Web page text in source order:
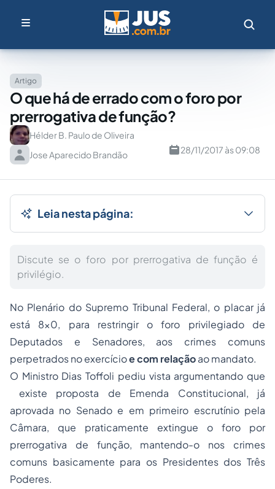
Artigo
O que há de errado com o foro por
prerrogativa de função?
Hélder B. Paulo de Oliveira
Jose Aparecido Brandão
28/11/2017 às 09:08
Leia nesta página:
Discute se o foro por prerrogativa de função é
privilégio.
No Plenário do Supremo Tribunal Federal, o placar já
está 8x0, para restringir o foro privilegiado de
Deputados e Senadores, aos crimes comuns
perpetrados no exercícioe com relaçãoao mandato.
O Ministro DiasToffoli pediu vista argumentando que
existe proposta de Emenda Constitucional, já
aprovada no Senado e em primeiro escrutínio pela
Câmara, que praticamente extingue o foro por
prerrogativa de função, mantendo-o nos crimes
comuns basicamente para os Presidentes dos Três
Poderes.